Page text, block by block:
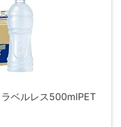
ベルレス500mlPET